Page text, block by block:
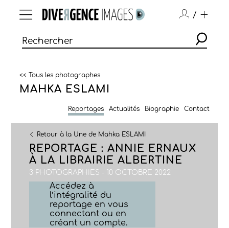
/
<< Tous les photographes
MAHKA ESLAMI
Reportages Actualités Biographie Contact
Retour à la Une de Mahka ESLAMI
REPORTAGE : ANNIE ERNAUX
À LA LIBRAIRIE ALBERTINE
3 PHOTOGRAPHIES - 10 OCTOBRE 2022
Accédez à
l’intégralité du
reportage en vous
connectant ou en
créant un compte.